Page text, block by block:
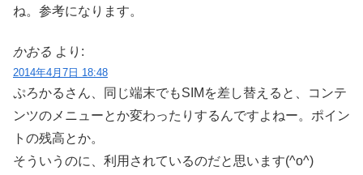
ね。参考になります。
かおる より:
2014年4月7日 18:48
ぷろかるさん、同じ端末でもSIMを差し替えると、コンテ
ンツのメニューとか変わったりするんですよねー。ポイン
トの残高とか。
そういうのに、利用されているのだと思います(^o^)